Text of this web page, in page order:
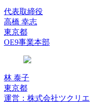
代表取締役
高橋 幸志
東京都
OE9事業本部
林 泰子
東京都
運営：株式会社ツクリエ